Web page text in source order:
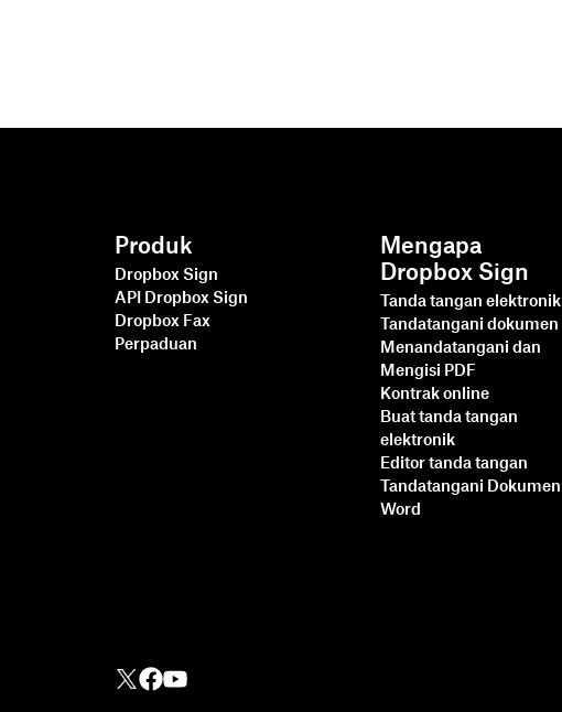
Kecepatan Bisnis pada
Produk
Dropbox Sign
API Dropbox Sign
Dropbox Fax
Perpaduan
Mengapa
Dropbox Sign
Tanda tangan elektronik
Tandatangani dokumen
Menandatangani dan
Mengisi PDF
Kontrak online
Buat tanda tangan
elektronik
Editor tanda tangan
Tandatangani Dokumen
Word